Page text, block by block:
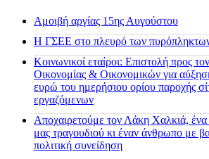
Αμοιβή αργίας 15ης Αυγούστου
H ΓΣΕΕ στο πλευρό των
Κοινωνικοί εταίροι: Επιστολή προς
Οικονομίας & Οικονομικών για
ευρώ του ημερήσιου ορίου παροχής
εργαζόμενων
Αποχαιρετούμε τον Λάκη Χαλκιά,
μας τραγουδιού κι έναν άνθρωπο με
πολιτική συνείδηση